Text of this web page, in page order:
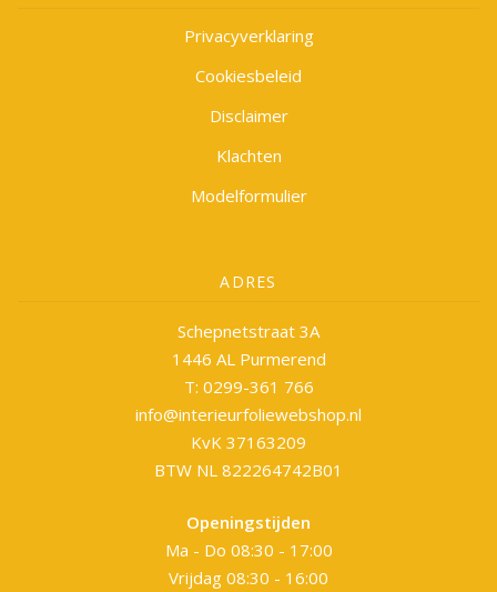
Privacyverklaring
Cookiesbeleid
Disclaimer
Klachten
Modelformulier
ADRES
Schepnetstraat 3A
1446 AL Purmerend
T: 0299-361 766
info@interieurfoliewebshop.nl
KvK 37163209
BTW NL 822264742B01
Openingstijden
Ma - Do 08:30 - 17:00
Vrijdag 08:30 - 16:00